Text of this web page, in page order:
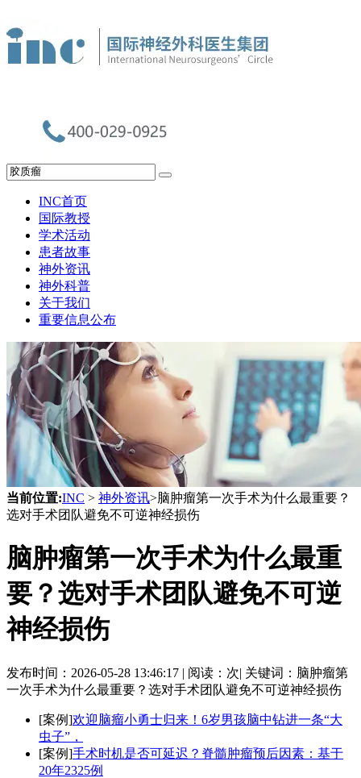
INC首页
国际教授
学术活动
患者故事
神外资讯
神外科普
关于我们
重要信息公布
当前位置:INC > 神外资讯>脑肿瘤第一次手术为什么最重要？
选对手术团队避免不可逆神经损伤
脑肿瘤第一次手术为什么最重
要？选对手术团队避免不可逆
神经损伤
发布时间： 2026-05-28 13:46:17 | 阅读： 次| 关键词：脑肿瘤第
一次手术为什么最重要？选对手术团队避免不可逆神经损伤
[案例]欢迎脑瘤小勇士归来！6岁男孩脑中钻进一条“大
虫子”，
[案例]手术时机是否可延迟？脊髓肿瘤预后因素：基于
20年2325例